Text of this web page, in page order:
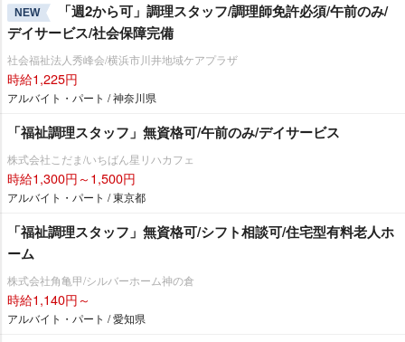
NEW
「週2から可」調理スタッフ/調理師免許必須/午前のみ/
デイサービス/社会保障完備
社会福祉法人秀峰会/横浜市川井地域ケアプラザ
時給1,225円
アルバイト・パート / 神奈川県
「福祉調理スタッフ」無資格可/午前のみ/デイサービス
株式会社こだま/いちばん星リハカフェ
時給1,300円～1,500円
アルバイト・パート / 東京都
「福祉調理スタッフ」無資格可/シフト相談可/住宅型有料老人ホ
ーム
株式会社角亀甲/シルバーホーム神の倉
時給1,140円～
アルバイト・パート / 愛知県